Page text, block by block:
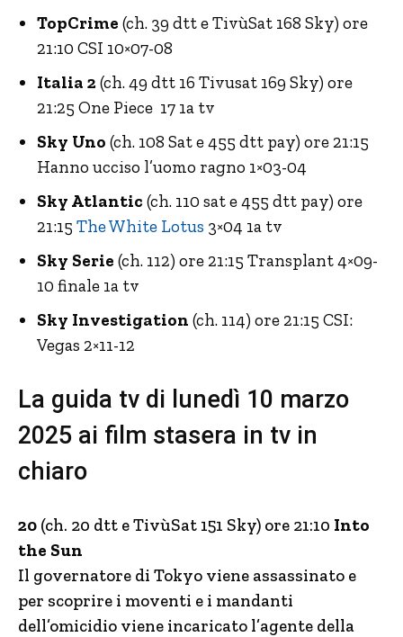
TopCrime (ch. 39 dtt e TivùSat 168 Sky) ore
21:10 CSI 10×07-08
Italia 2(ch. 49 dtt 16 Tivusat 169 Sky) ore
21:25 One Piece 17 1a tv
Sky Uno (ch. 108 Sat e 455 dtt pay) ore 21:15
Hanno ucciso l’uomo ragno 1×03-04
Sky Atlantic (ch. 110 sat e 455 dtt pay) ore
21:15 The White Lotus 3×04 1a tv
Sky Serie (ch. 112) ore 21:15 Transplant 4×09-
10 finale 1a tv
Sky Investigation (ch. 114) ore 21:15 CSI:
Vegas 2×11-12
La guida tv di lunedì 10 marzo
2025 ai film stasera in tv in
chiaro
20 (ch. 20 dtt e TivùSat 151 Sky) ore 21:10 Into
the Sun
Il governatore di Tokyo viene assassinato e
per scoprire i moventi e i mandanti
dell’omicidio viene incaricato l’agente della